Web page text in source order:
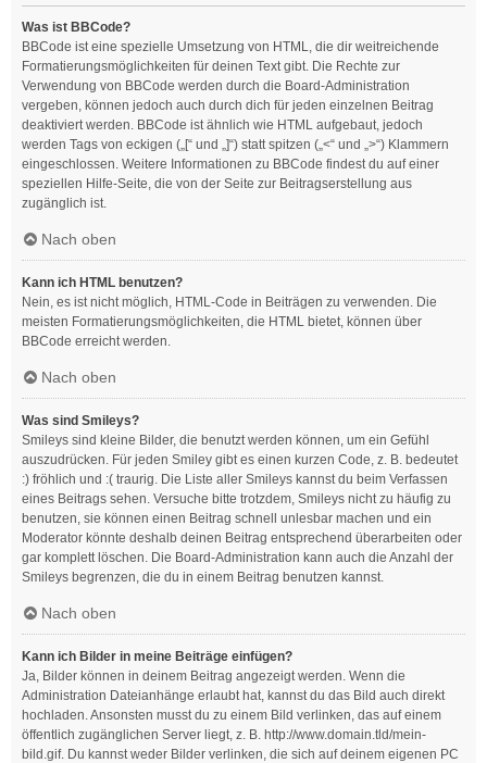
Was ist BBCode?
BBCode ist eine spezielle Umsetzung von HTML, die dir weitreichende
Formatierungsmöglichkeiten für deinen Text gibt. Die Rechte zur
Verwendung von BBCode werden durch die Board-Administration
vergeben, können jedoch auch durch dich für jeden einzelnen Beitrag
deaktiviert werden. BBCode ist ähnlich wie HTML aufgebaut, jedoch
werden Tags von eckigen („[“ und „]“) statt spitzen („<“ und „>“) Klammern
eingeschlossen. Weitere Informationen zu BBCode findest du auf einer
speziellen Hilfe-Seite, die von der Seite zur Beitragserstellung aus
zugänglich ist.
Nach oben
Kann ich HTML benutzen?
Nein, es ist nicht möglich, HTML-Code in Beiträgen zu verwenden. Die
meisten Formatierungsmöglichkeiten, die HTML bietet, können über
BBCode erreicht werden.
Nach oben
Was sind Smileys?
Smileys sind kleine Bilder, die benutzt werden können, um ein Gefühl
auszudrücken. Für jeden Smiley gibt es einen kurzen Code, z. B. bedeutet
:) fröhlich und :( traurig. Die Liste aller Smileys kannst du beim Verfassen
eines Beitrags sehen. Versuche bitte trotzdem, Smileys nicht zu häufig zu
benutzen, sie können einen Beitrag schnell unlesbar machen und ein
Moderator könnte deshalb deinen Beitrag entsprechend überarbeiten oder
gar komplett löschen. Die Board-Administration kann auch die Anzahl der
Smileys begrenzen, die du in einem Beitrag benutzen kannst.
Nach oben
Kann ich Bilder in meine Beiträge einfügen?
Ja, Bilder können in deinem Beitrag angezeigt werden. Wenn die
Administration Dateianhänge erlaubt hat, kannst du das Bild auch direkt
hochladen. Ansonsten musst du zu einem Bild verlinken, das auf einem
öffentlich zugänglichen Server liegt, z. B. http://www.domain.tld/mein-
bild.gif. Du kannst weder Bilder verlinken, die sich auf deinem eigenen PC